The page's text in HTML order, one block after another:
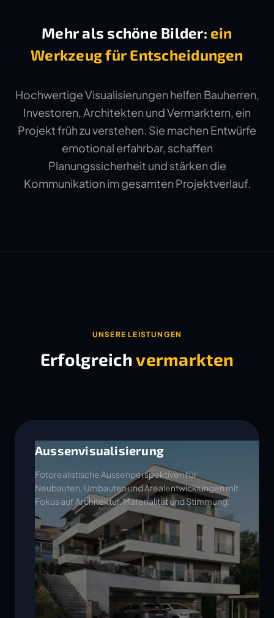
Mehr als schöne Bilder: ein
Werkzeug für Entscheidungen
Hochwertige Visualisierungen helfen Bauherren,
Investoren, Architekten und Vermarktern, ein
Projekt früh zu verstehen. Sie machen Entwürfe
emotional erfahrbar, schaffen
Planungssicherheit und stärken die
Kommunikation im gesamten Projektverlauf.
UNSERE LEISTUNGEN
Erfolgreichvermarkten
Aussenvisualisierung
Fotorealistische Aussenperspektiven für
Neubauten, Umbauten und Arealentwicklungen mit
Fokus auf Architektur, Materialität und Stimmung.